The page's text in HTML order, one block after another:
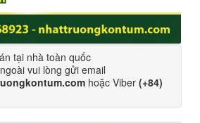
tại nhà toàn quốc
vui lòng gửi email
hoặc Viber (+84)